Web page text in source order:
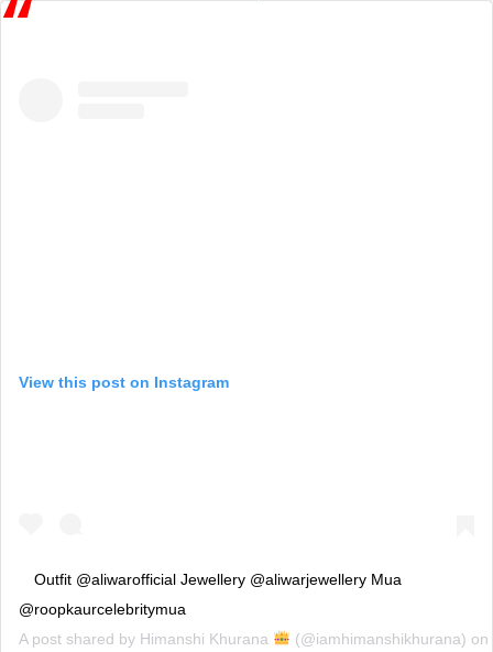
View this post on Instagram
Outfit @aliwarofficial Jewellery @aliwarjewellery Mua
@roopkaurcelebritymua
A post shared by Himanshi Khurana (@iamhimanshikhurana) on